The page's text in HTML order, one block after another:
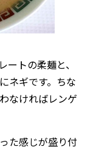
トの柔麺と、
ネギです。ちな
なければレンゲ
た感じが盛り付